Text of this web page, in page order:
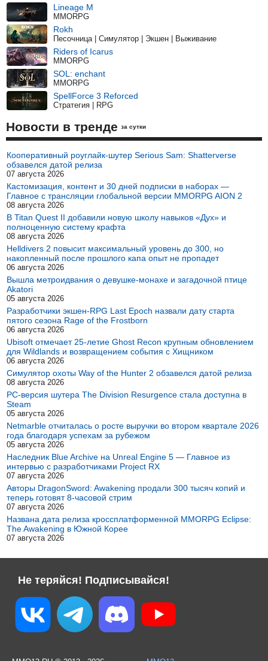
Lineage M
MMORPG
Rokh
Песочница | Симулятор | Экшен | Выживание
Riders of Icarus
MMORPG
SOL: enchant
MMORPG
SpellForce 3 Reforced
Стратегия | RPG
Новости в тренде за сутки
Кооперативный роуглайк-шутер Serious Sam: Shatterverse
обзавелся датой релиза
07 августа 2026
Кастомизация, контент и 30 дней подписки в наборах —
Главное с трансляции глобальной версии MMORPG AION 2
08 августа 2026
В Titan Quest II добавили новую школу навыков «Дух» и
полноценную систему крафта
08 августа 2026
Helldivers 2 повысит максимальный уровень до 300, но
накопленный после прошлого капа опыт не пропадет
06 августа 2026
Вышла метроидвания о девушке-монахе и загадочной птице
Akatori
05 августа 2026
Разработчики экшен-RPG Last Epoch назвали дату старта
пятого сезона Rage of the Frostborn
06 августа 2026
Ubisoft отмечает 25-летие Ghost Recon крупным обновлением
для Wildlands и возвращением события с Хищником
06 августа 2026
Симулятор охоты Way of the Hunter 2 обзавелся датой релиза
08 августа 2026
PC-версия шутера The Division Resurgence стала доступна в
Steam
05 августа 2026
Netmarble отчиталась о росте выручки во втором квартале 2026
года благодаря успехам за рубежом
05 августа 2026
Наследник Blue Archive на Unreal Engine 5 — Главное из
интервью с разработчиками Project RX
07 августа 2026
Авторы DragonSword: Awakening продали 300 тысяч копий и
теперь готовят 8-часовой стрим
07 августа 2026
Названа дата релиза кроссплатформенной MMORPG Eclipse:
The Awakening в Южной Корее
07 августа 2026
Не теряйся! Подписывайся!